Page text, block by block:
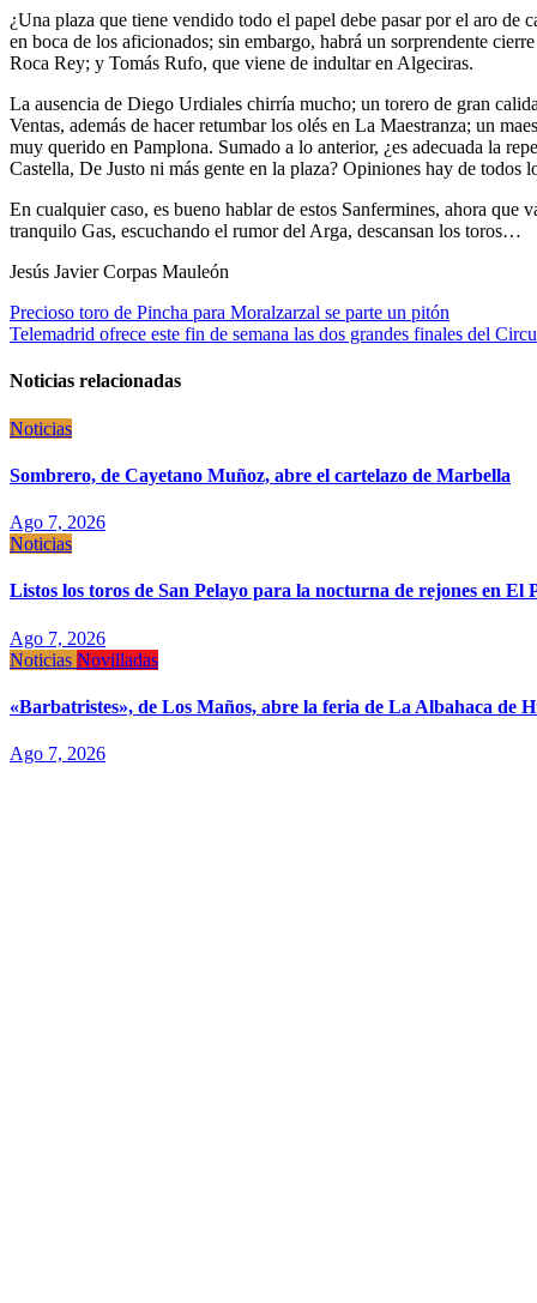
¿Una plaza que tiene vendido todo el papel debe pasar por el aro de
en boca de los aficionados; sin embargo, habrá un sorprendente
Roca Rey; y Tomás Rufo, que viene de indultar en Algeciras.
La ausencia de Diego Urdiales chirría mucho; un torero de gran
Ventas, además de hacer retumbar los olés en La Maestranza; un
muy querido en Pamplona. Sumado a lo anterior, ¿es adecuada la
Castella, De Justo ni más gente en la plaza? Opiniones hay de todos
En cualquier caso, es bueno hablar de estos Sanfermines, ahora que
tranquilo Gas, escuchando el rumor del Arga, descansan los toros…
Jesús Javier Corpas Mauleón
Navegación
de
entradas
Precioso toro de Pincha para Moralzarzal se parte un pitón
Telemadrid ofrece este fin de semana las dos grandes finales del
Noticias relacionadas
Noticias
Sombrero, de Cayetano Muñoz, abre el cartelazo de Marbella
Ago 7, 2026
Noticias
Listos los toros de San Pelayo para la nocturna de rejones en El
Ago 7, 2026
Noticias Novilladas
«Barbatristes», de Los Maños, abre la feria de La Albahaca de
Ago 7, 2026